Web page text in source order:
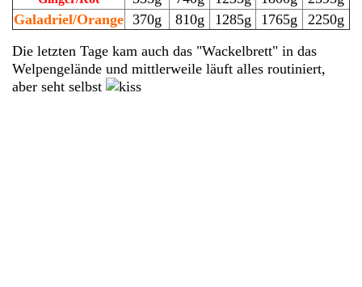
Galadriel/Orange 370g 810g 1285g 1765g
2250g
Die letzten Tage kam auch das "Wackelbrett" in das
Welpengelände und mittlerweile läuft alles routiniert,
aber seht selbst